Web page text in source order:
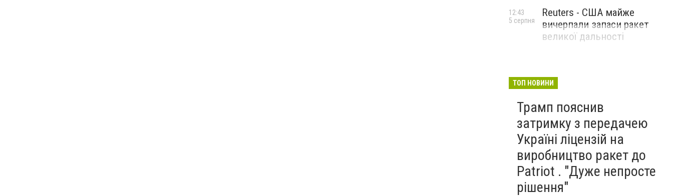
Reuters - США майже
вичерпали запаси ракет
великої дальності
12:43
5 серпня
ТОП НОВИНИ
Трамп пояснив
затримку з передачею
Україні ліцензій на
виробництво ракет до
Patriot . "Дуже непросте
рішення"